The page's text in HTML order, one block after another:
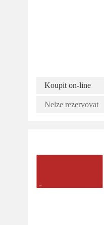
Koupit on-line
Nelze rezervovat